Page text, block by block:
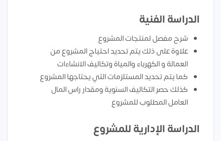
الدراسة الفنية
شرح مفصل لمنتجات المشروع
علاوة على ذلك يتم تحديد احتياج المشروع من
العمالة و الكهرباء والمياة وتكاليف الانشاءات
كما يتم تحديد المستلزمات التي يحتاجها المشروع
كذلك حصر التكاليف السنوية ومقدار راس المال
العامل المطلوب للمشروع
الدراسة الإدارية للمشروع